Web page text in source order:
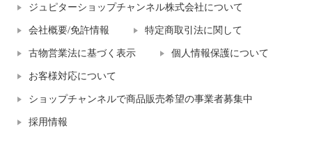
ジュピターショップチャンネル株式会社について
会社概要/免許情報 特定商取引法に関して
古物営業法に基づく表示 個人情報保護について
お客様対応について
ショップチャンネルで商品販売希望の事業者募集中
採用情報